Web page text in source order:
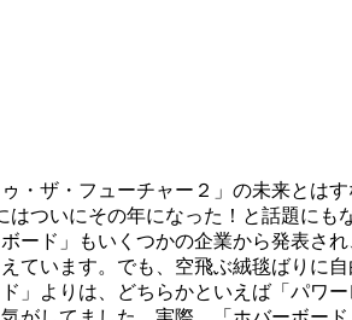
・ザ・フューチャー２」の未来とはす
ついにその年になった！と話題にも
ード」もいくつかの企業から発表され
ています。でも、空飛ぶ絨毯ばりに自
」よりは、どちらかといえば「パワー